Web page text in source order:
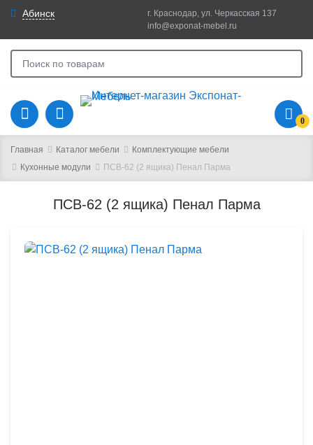
Абинск
г. Краснодар, ул. Черкасская 137
info@exponat-mebel.ru
0
Главная Каталог мебели
Комплектующие мебели
Кухонные модули
ПСВ-62 (2 ящика) Пенал Парма
ПСВ-62 (2 ящика) Пенал Парма